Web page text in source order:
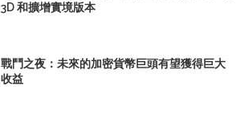
3D 和擴增實境版本
戰鬥之夜：未來的加密貨幣巨頭有望獲得巨大
收益